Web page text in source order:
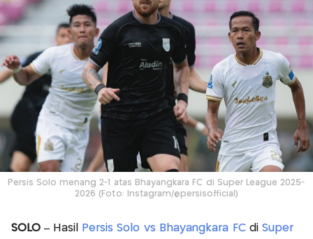
Persis Solo menang 2-1 atas Bhayangkara FC di Super League 2025-
2026 (Foto: Instagram/@persisofficial)
SOLO – Hasil Persis Solo vs Bhayangkara FCdi Super